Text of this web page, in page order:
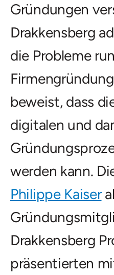
Gründungen
Drakkensberg
die Probleme
beweist, dass
digitalen und
werden kann.
Philippe Kaiser
Drakkensberg
präsentierten